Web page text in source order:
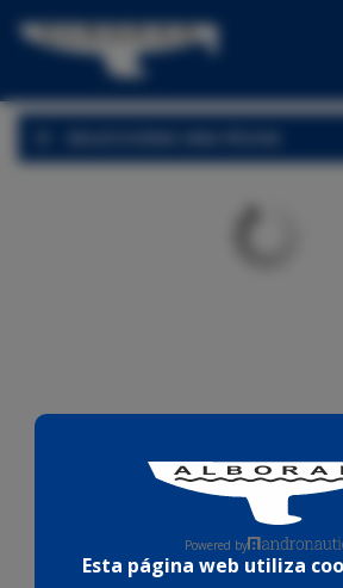
CHARTER
OFERTAS
Powered by
Esta página web utiliza